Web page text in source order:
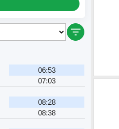
06:53
07:03
08:28
08:38